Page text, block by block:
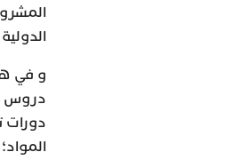
و في
دروس
دورات